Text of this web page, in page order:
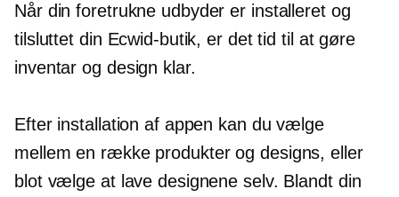
Når din foretrukne udbyder er installeret og
tilsluttet din Ecwid-butik, er det tid til at gøre
inventar og design klar.
Efter installation af appen kan du vælge
mellem en række produkter og designs, eller
blot vælge at lave designene selv. Blandt din